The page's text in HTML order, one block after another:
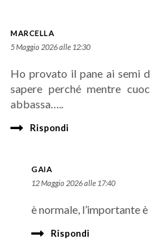
MARCELLA
5 Maggio 2026 alle 12:30
Ho provato il pane ai semi
sapere perché mentre
abbassa…..
Rispondi
GAIA
12 Maggio 2026 alle 17:40
è normale, l’importante
Rispondi